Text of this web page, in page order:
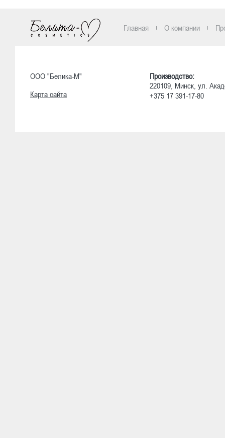
Главная О компании
ООО "Белика-М"
Карта сайта
Производство:
220109, Минск, ул.
+375 17 391-17-80